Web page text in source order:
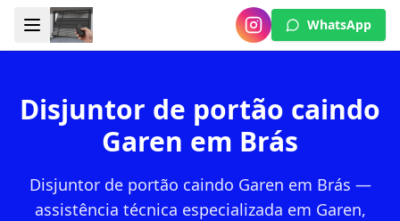
WhatsApp
Disjuntor de portão caindo
Garen em Brás
Disjuntor de portão caindo Garen em Brás —
assistência técnica especializada em Garen,